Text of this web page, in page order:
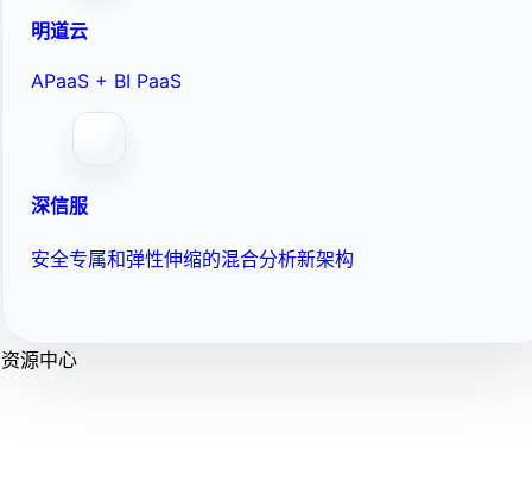
明道云
APaaS + BI PaaS
深信服
安全专属和弹性伸缩的混合分析新架构
资源中心